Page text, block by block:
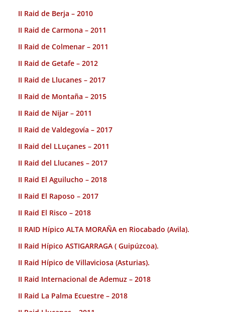
II Raid de Berja – 2010
II Raid de Carmona – 2011
II Raid de Colmenar – 2011
II Raid de Getafe – 2012
II Raid de Llucanes – 2017
II Raid de Montaña – 2015
II Raid de Nijar – 2011
II Raid de Valdegovía – 2017
II Raid del LLuçanes – 2011
II Raid del Llucanes – 2017
II Raid El Aguilucho – 2018
II Raid El Raposo – 2017
II Raid El Risco – 2018
II RAID Hípico ALTA MORAÑA en Riocabado (Avila).
II Raid Hípico ASTIGARRAGA ( Guipúzcoa).
II Raid Hípico de Villaviciosa (Asturias).
II Raid Internacional de Ademuz – 2018
II Raid La Palma Ecuestre – 2018